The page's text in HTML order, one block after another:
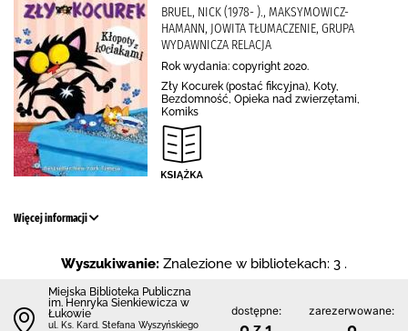
BRUEL, NICK (1978- )., MAKSYMOWICZ-
HAMANN, JOWITA TŁUMACZENIE, GRUPA
WYDAWNICZA RELACJA
Rok wydania: copyright 2020.
Zły Kocurek (postać fikcyjna), Koty,
Bezdomność, Opieka nad zwierzętami,
Komiks
Więcej informacji
Wyszukiwanie: Znalezione w bibliotekach: 3 .
Miejska Biblioteka Publiczna
im. Henryka Sienkiewicza w
Łukowie
ul. Ks. Kard. Stefana Wyszyńskiego
dostępne: zarezerwowane: